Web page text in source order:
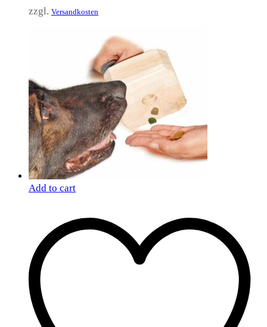
zzgl. Versandkosten
Add to cart